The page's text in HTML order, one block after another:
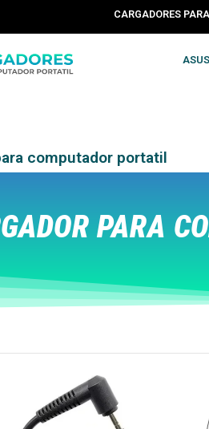
CARGADORES
ASUS
computador portatil
PARA